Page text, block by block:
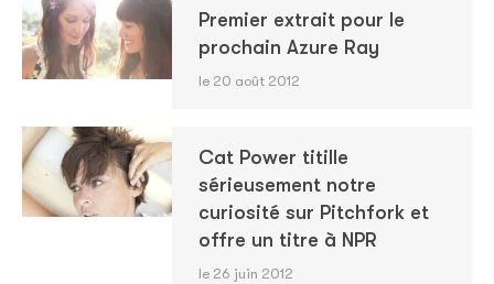
Premier extrait pour le
prochain Azure Ray
le 20 août 2012
Cat Power titille
sérieusement notre
curiosité sur Pitchfork et
offre un titre à NPR
le 26 juin 2012